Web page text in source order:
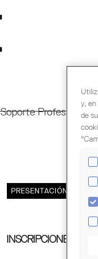
Soporte Profesional
PRESENTACIÓN
INSCRIPCIONES
y,
de